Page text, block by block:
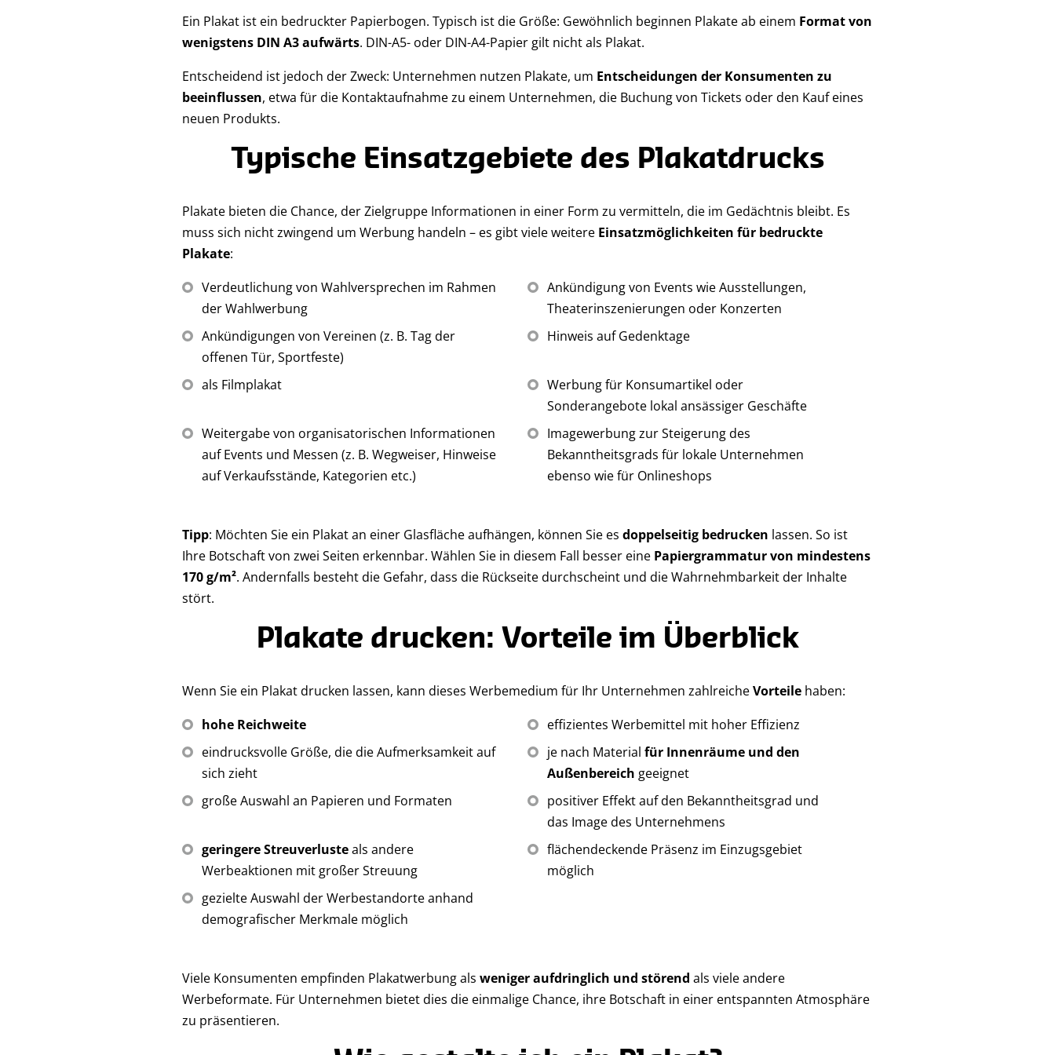
Ein Plakat ist ein bedruckter Papierbogen. Typisch ist die Größe: Gewöhnlich beginnen Plakate ab einem Format von
wenigstens DIN A3 aufwärts. DIN-A5- oder DIN-A4-Papier gilt nicht als Plakat.
Entscheidend ist jedoch der Zweck: Unternehmen nutzen Plakate, um Entscheidungen der Konsumenten zu
beeinflussen, etwa für die Kontaktaufnahme zu einem Unternehmen, die Buchung von Tickets oder den Kauf eines
neuen Produkts.
Typische Einsatzgebiete des Plakatdrucks
Plakate bieten die Chance, der Zielgruppe Informationen in einer Form zu vermitteln, die im Gedächtnis bleibt. Es
muss sich nicht zwingend um Werbung handeln – es gibt viele weitere Einsatzmöglichkeiten für bedruckte
Plakate:
Verdeutlichung von Wahlversprechen im Rahmen
der Wahlwerbung
Ankündigung von Events wie Ausstellungen,
Theaterinszenierungen oder Konzerten
Ankündigungen von Vereinen (z. B. Tag der
offenen Tür, Sportfeste)
Hinweis auf Gedenktage
als Filmplakat
Werbung für Konsumartikel oder
Sonderangebote lokal ansässiger Geschäfte
Weitergabe von organisatorischen Informationen
auf Events und Messen (z. B. Wegweiser, Hinweise
auf Verkaufsstände, Kategorien etc.)
Imagewerbung zur Steigerung des
Bekanntheitsgrads für lokale Unternehmen
ebenso wie für Onlineshops
Tipp: Möchten Sie ein Plakat an einer Glasfläche aufhängen, können Sie es doppelseitig bedrucken lassen. So ist
Ihre Botschaft von zwei Seiten erkennbar. Wählen Sie in diesem Fall besser eine Papiergrammatur von mindestens
170 g/m². Andernfalls besteht die Gefahr, dass die Rückseite durchscheint und die Wahrnehmbarkeit der Inhalte
stört.
Plakate drucken: Vorteile im Überblick
Wenn Sie ein Plakat drucken lassen, kann dieses Werbemedium für Ihr Unternehmen zahlreicheVorteile haben:
hohe Reichweite
effizientes Werbemittel mit hoher Effizienz
eindrucksvolle Größe, die die Aufmerksamkeit auf
sich zieht
je nach Material für Innenräume und den
Außenbereich geeignet
große Auswahl an Papieren und Formaten
positiver Effekt auf den Bekanntheitsgrad und
das Image des Unternehmens
geringere Streuverlusteals andere
Werbeaktionen mit großer Streuung
flächendeckende Präsenz im Einzugsgebiet
möglich
gezielte Auswahl der Werbestandorte anhand
demografischer Merkmale möglich
Viele Konsumenten empfinden Plakatwerbung als weniger aufdringlich und störend als viele andere
Werbeformate. Für Unternehmen bietet dies die einmalige Chance, ihre Botschaft in einer entspannten Atmosphäre
zu präsentieren.